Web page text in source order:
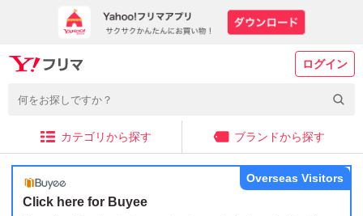
ログイン
カテゴリから探す ブランドから探す
Click here for Buyee
Overseas Visitors